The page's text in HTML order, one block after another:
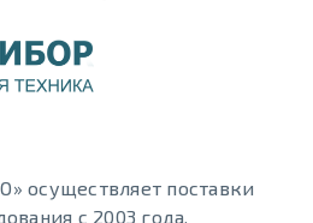
осуществляет поставки
с 2003 года.